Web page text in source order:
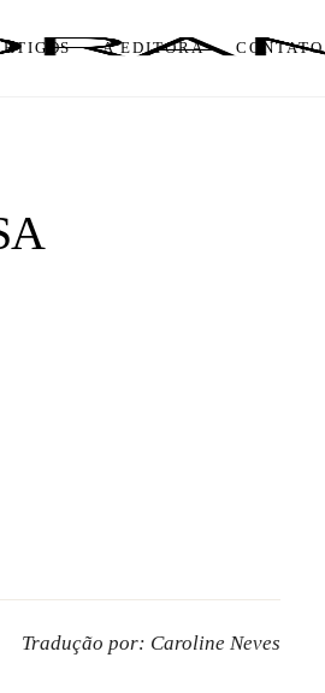
A EDITORA CONTATO
Tradução por: Caroline Neves